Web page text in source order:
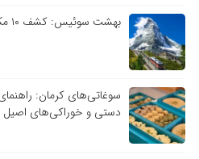
بهشت سوئیس: کشف ۱۰ مکان گردشگری و دیدنی برتر
سوغاتی‌های کرمان:
دستی و خوراکی‌های اصیل